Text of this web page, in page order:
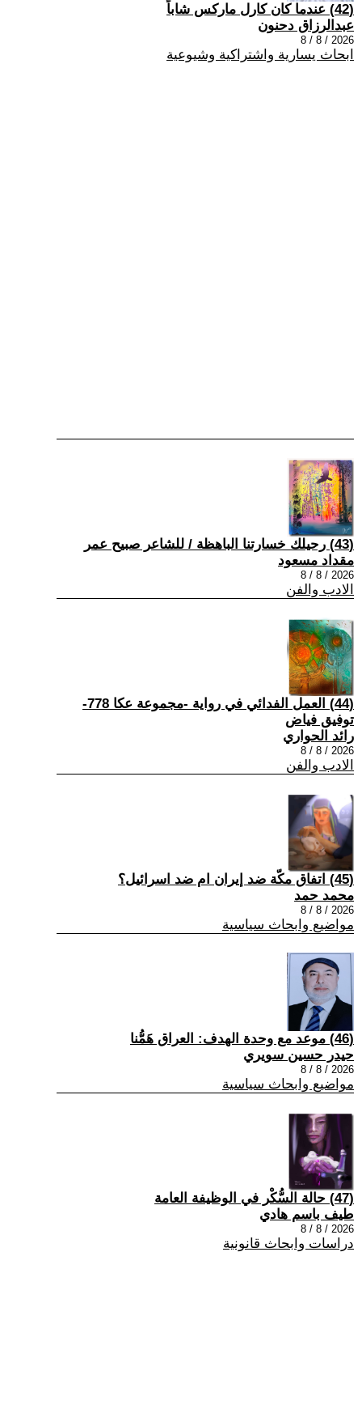
(42) عندما كان كارل ماركس شاباً
عبدالرزاق دحنون
2026 / 8 / 8
ابحاث يسارية واشتراكية وشيوعية
(43) رحيلك خسارتنا الباهظة / للشاعر صبيح عمر
مقداد مسعود
2026 / 8 / 8
الادب والفن
(44) العمل الفدائي في رواية -مجموعة عكا 778-
توفيق فياض
رائد الحواري
2026 / 8 / 8
الادب والفن
(45) اتفاق مكّة ضد إيران ام ضد اسرائيل؟
محمد حمد
2026 / 8 / 8
مواضيع وابحاث سياسية
(46) موعد مع وحدة الهدف: العراق هَمُّنا
حيدر حسين سويري
2026 / 8 / 8
مواضيع وابحاث سياسية
(47) حالة السُّكْر في الوظيفة العامة
طيف باسم هادي
2026 / 8 / 8
دراسات وابحاث قانونية